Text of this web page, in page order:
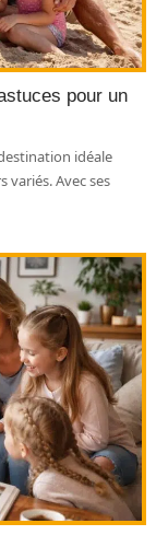
pour un
idéale
variés. Avec ses